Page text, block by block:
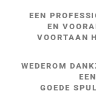
EEN
EN
VOORTAAN
WEDEROM
GOEDE